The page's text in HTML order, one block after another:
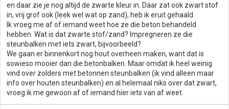
en daar zie je nog altijd de zwarte kleur in. Daar zat ook zwart stof
in, vrij grof ook (leek wel wat op zand), heb ik eruit gehaald.
Ik vroeg me af of iemand weet hoe ze die beton behandeld
hebben. Wat is dat zwarte stof/zand? Impregneren ze die
steunbalken met iets zwart, bijvoorbeeld?
We gaan er binnenkort nog hout overheen maken, want dat is
sowieso mooier dan die betonbalken. Maar omdat ik heel weinig
vind over zolders met betonnen steunbalken (ik vind alleen maar
info over houten steunbalken) en al helemaal niks over dat zwart,
vroeg ik me gewoon af of iemand hier iets van af weet.